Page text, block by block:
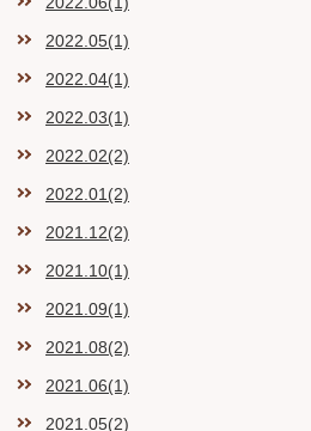
2022.05(1)
2022.04(1)
2022.03(1)
2022.02(2)
2022.01(2)
2021.12(2)
2021.10(1)
2021.09(1)
2021.08(2)
2021.06(1)
2021.05(2)